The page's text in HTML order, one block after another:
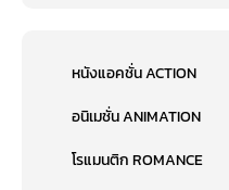
หนังแอคชั่น ACTION
อนิเมชั่น ANIMATION
โรแมนติก ROMANCE